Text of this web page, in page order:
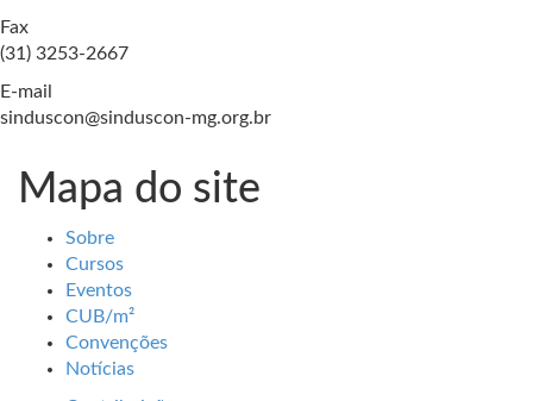
Fax
(31) 3253-2667
E-mail
sinduscon@sinduscon-mg.org.br
Mapa do site
Sobre
Cursos
Eventos
CUB/m²
Convenções
Notícias